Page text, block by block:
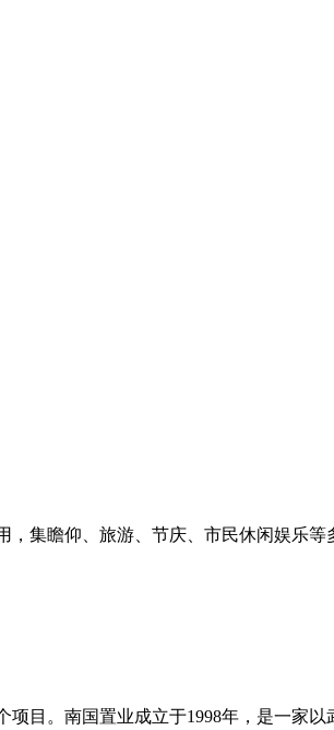
，集瞻仰、旅游、节庆、市民休闲娱乐
项目。南国置业成立于1998年，是一家